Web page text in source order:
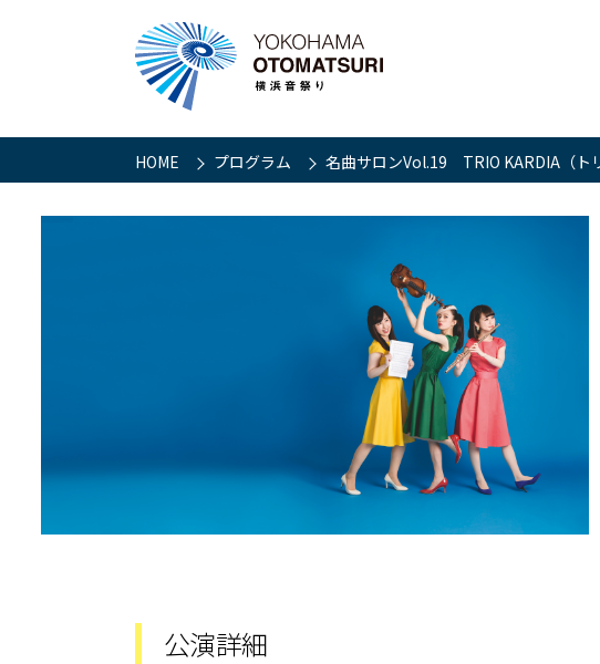
HOME プログラム 名曲サロンVol.19 TRIO KARDIA（ト
公演詳細